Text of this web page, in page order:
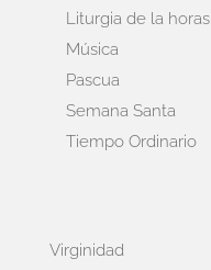
Liturgia de la horas
Música
Pascua
Semana Santa
Tiempo Ordinario
Virginidad